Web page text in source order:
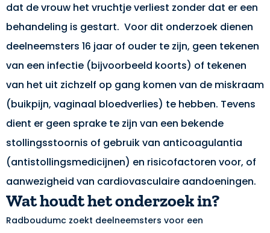
dat de vrouw het vruchtje verliest zonder dat er een
behandeling is gestart. Voor dit onderzoek dienen
deelneemsters 16 jaar of ouder te zijn, geen tekenen
van een infectie (bijvoorbeeld koorts) of tekenen
van het uit zichzelf op gang komen van de miskraam
(buikpijn, vaginaal bloedverlies) te hebben. Tevens
dient er geen sprake te zijn van een bekende
stollingsstoornis of gebruik van anticoagulantia
(antistollingsmedicijnen) en risicofactoren voor, of
aanwezigheid van cardiovasculaire aandoeningen.
Wat houdt het onderzoek in?
Radboudumc zoekt deelneemsters voor een